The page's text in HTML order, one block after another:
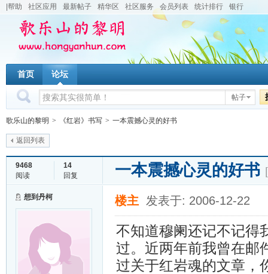
|帮助 社区应用 最新帖子 精华区 社区服务 会员列表 统计排行 银行
首页 论坛
帖子
歌乐山的黎明 > 《红岩》书写 > 一本震撼心灵的好书
返回列表
9468
阅读
14
回复
一本震撼心灵的好书
想到丹柯 楼主 发表于: 2006-12-22
不知道穆阑还记不记得
过。近两年前我曾在邮
过关于红岩魂的文章，